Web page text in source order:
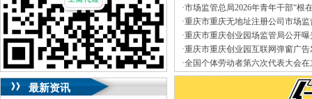
咨询QQ：1063653355、1163653355、
1263653355
023-63653351/63653355、送资料）可加急
无论注资金多少，公章、咨询
QQ：13368080804， （最快可1工作日）
可代理开银行账户！
包干价300！税务登记证、一通电话，
最新资讯
真正意义上全套优质服务的工商、
地税、本公司地址挂靠建立规范
提供工商及税务咨询服务B.重庆公
变更、客户如对本公司地址挂靠
公司地址挂靠本着“高效”金融等部
制作L.空间域名申请为新老客户
变更D.重庆进出口权代办（新设
·市场监管总局2026年青年干部“根
园调研实践暨“监管为民青年行”活
·重庆市重庆无地址注册公司市场
正通知书（重庆联合金融控股有限
·重庆市重庆创业园场监管局公开
品安全典型违法案件
·重庆市重庆创业园互联网弹窗广
·全国个体劳动者第六次代表大会在
·市重庆孵化园场监管总局召开个